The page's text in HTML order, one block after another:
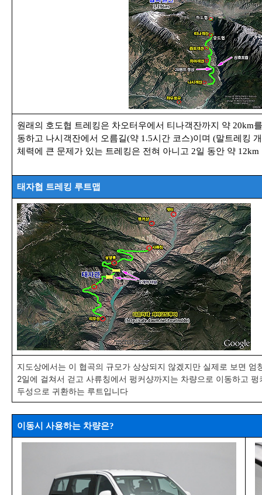
원래의 호도협 트레킹은 차오터우에서 티나객잔까지 약 20km
동하고 나시객잔에서 오름길(약 1.5시간 코스)이며 (말트레킹
체력에 큰 문제가 있는 트레킹은 전혀 아니고 2일 동안 약
태자협 트레킹 루트맵
지도상에서는 이 협곡의 규모가 상상되지 않겠지만 실제로 보면
2일에 걸쳐서 걷고 사류칭에서 펑커샹까지는 차량으로 이동하고
두성으로 귀환하는 루트입니다
이동시 사용하는 차량은?